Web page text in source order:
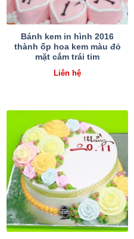
Bánh kem in hình 2016
thành ốp hoa kem màu đỏ
mặt cắm trái tim
Liên hệ